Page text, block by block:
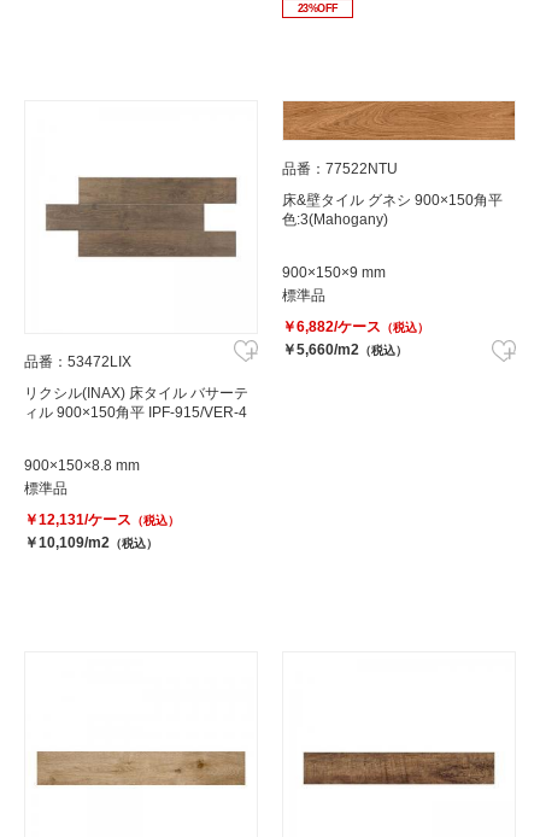
23%OFF
品番：53472LIX
リクシル(INAX) 床タイル バサーテ
ィル 900×150角平 IPF-915/VER-4
900×150×8.8 mm
標準品
￥12,131/ケース （税込）
￥10,109/m2 （税込）
品番：77522NTU
床&壁タイル グネシ 900×150角平
色:3(Mahogany)
900×150×9 mm
標準品
￥6,882/ケース （税込）
￥5,660/m2 （税込）